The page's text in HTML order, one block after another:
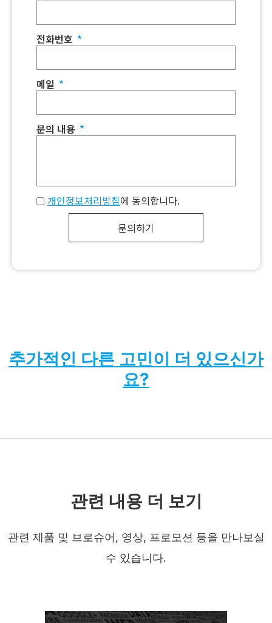
전화번호
메일
문의 내용
개인정보처리방침에 동의합니다.
문의하기
추가적인 다른 고민이 더 있으신가
요?
관련 내용 더 보기
관련 제품 및 브로슈어, 영상, 프로모션 등을 만나보실
수 있습니다.